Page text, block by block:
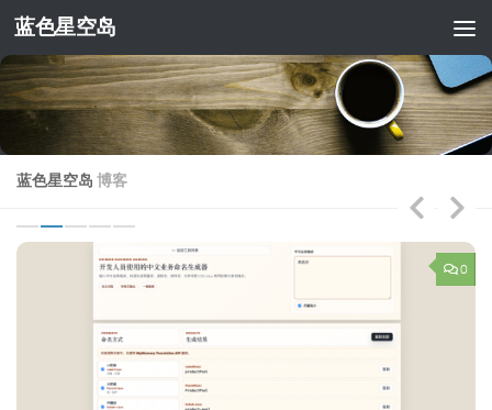
跳至内容
蓝色星空岛
蓝色星空岛 博客
0